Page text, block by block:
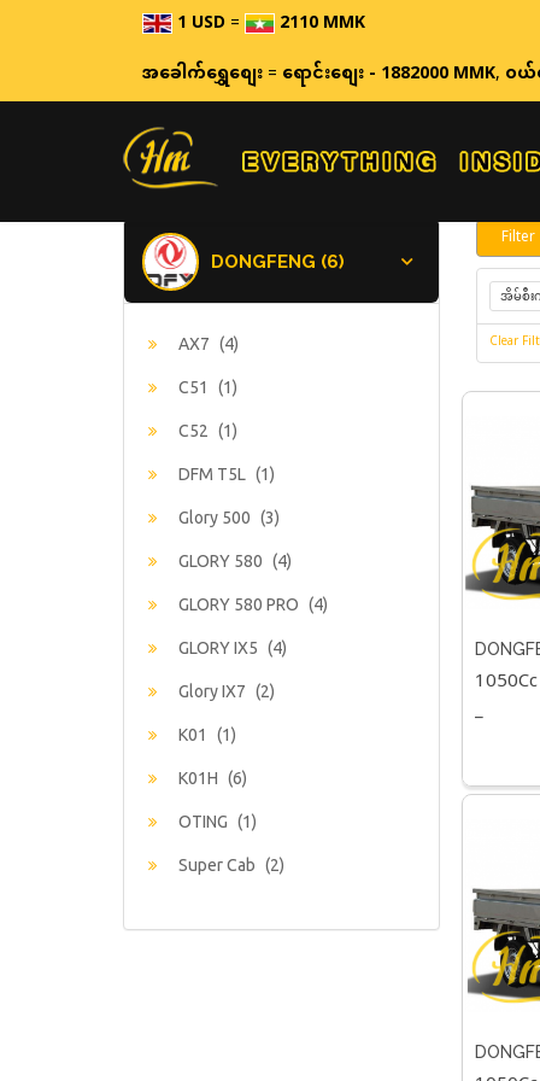
1 USD= 2110 MMK
အခေါက်ရွှေစျေး=ရောင်းစျေး - 1882000 MMK,ဝယ်
DONGFENG (6)
AX7 (4)
C51 (1)
C52 (1)
DFM T5L (1)
Glory 500 (3)
GLORY 580 (4)
GLORY 580 PRO (4)
GLORY IX5 (4)
Glory IX7 (2)
K01 (1)
K01H (6)
OTING (1)
Super Cab (2)
Filter
အိမ်စီး
Clear
1050Cc
_